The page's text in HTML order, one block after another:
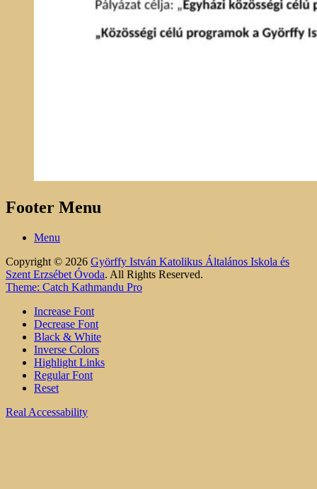
Footer Menu
Menu
Copyright © 2026 Györffy István Katolikus Általános Iskola és
Szent Erzsébet Óvoda. All Rights Reserved.
Theme: Catch Kathmandu Pro
Increase Font
Decrease Font
Black & White
Inverse Colors
Highlight Links
Regular Font
Reset
Real Accessability